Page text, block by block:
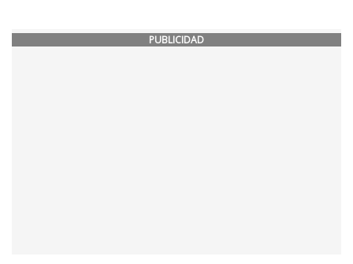
PUBLICIDAD